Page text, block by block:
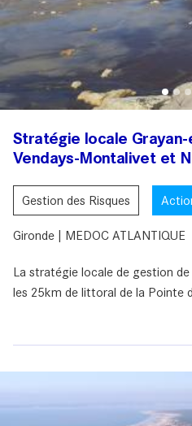
Stratégie locale
Vendays-Montalivet et
Gestion des Risques
Gironde | MEDOC ATLANTIQUE
La stratégie locale de gestion
les 25km de littoral de la Pointe